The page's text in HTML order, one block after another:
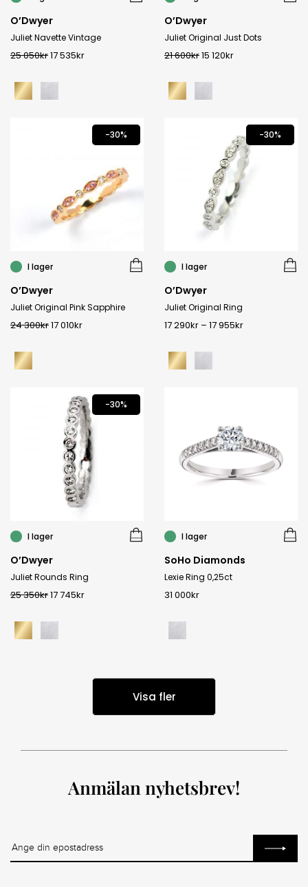
O’Dwyer
Juliet Navette Vintage
25 050kr17 535kr
O’Dwyer
Juliet Original Just Dots
21 600kr15 120kr
-30%
I lager
O’Dwyer
Juliet Original Pink Sapphire
24 300kr17 010kr
-30%
I lager
O’Dwyer
Juliet Original Ring
17 290kr – 17 955kr
-30%
I lager
O’Dwyer
Juliet Rounds Ring
25 350kr17 745kr
I lager
SoHo Diamonds
Lexie Ring 0,25ct
31 000kr
Visa fler
Anmälan nyhetsbrev!